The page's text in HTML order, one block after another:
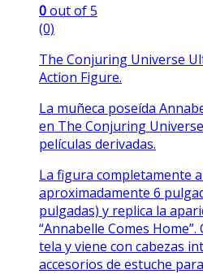
0out of 5
(0)
The Conjuring Universe
Action Figure.
La muñeca poseída
en The Conjuring
películas derivadas.
La figura completamente
aproximadamente 6
pulgadas) y replica la
“Annabelle Comes
tela y viene con cabezas
accesorios de estuche